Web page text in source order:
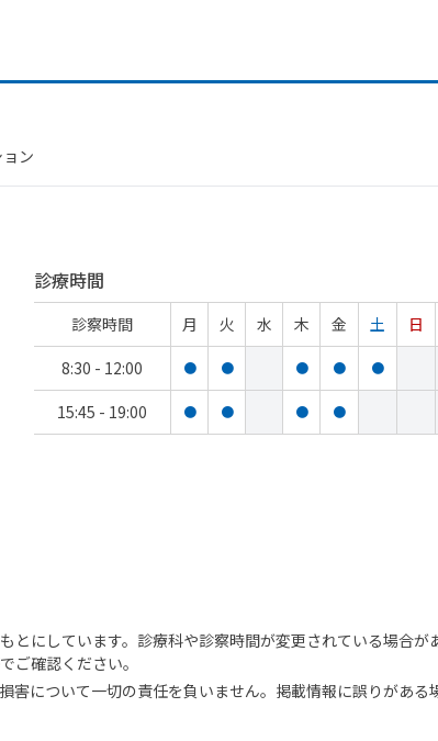
ン
診療時間
診察時間 月 火 水 木 金 土
日
8:30 - 12:00
● ● ● ● ●
15:45 - 19:00 ● ● ● ●
とにしています。診療科や診察時間が変更されている場合が
ご確認ください。
害について一切の責任を負いません。掲載情報に誤りがある